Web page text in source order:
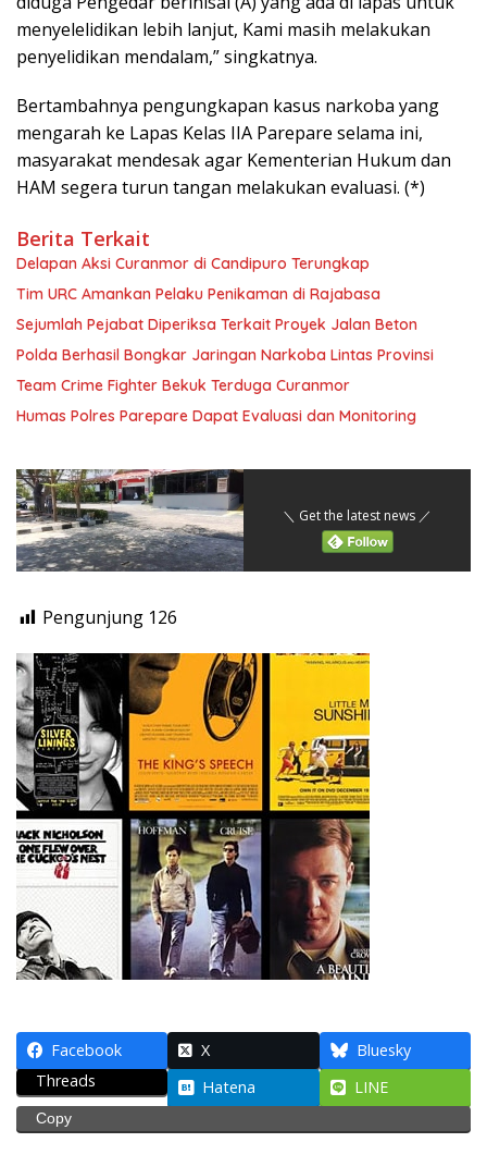
menyelelidikan lebih lanjut, Kami masih melakukan
penyelidikan mendalam,” singkatnya.
Bertambahnya pengungkapan kasus narkoba yang
mengarah ke Lapas Kelas IIA Parepare selama ini,
masyarakat mendesak agar Kementerian Hukum dan
HAM segera turun tangan melakukan evaluasi. (*)
Berita Terkait
Delapan Aksi Curanmor di Candipuro Terungkap
Tim URC Amankan Pelaku Penikaman di Rajabasa
Sejumlah Pejabat Diperiksa Terkait Proyek Jalan Beton
Polda Berhasil Bongkar Jaringan Narkoba Lintas Provinsi
Team Crime Fighter Bekuk Terduga Curanmor
Humas Polres Parepare Dapat Evaluasi dan Monitoring
＼ Get the latest news ／
Pengunjung 126
Facebook X
Bluesky
Threads
Hatena LINE
Copy